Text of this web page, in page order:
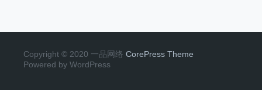
Copyright © 2020 一品网络 CorePress Theme
Powered by WordPress